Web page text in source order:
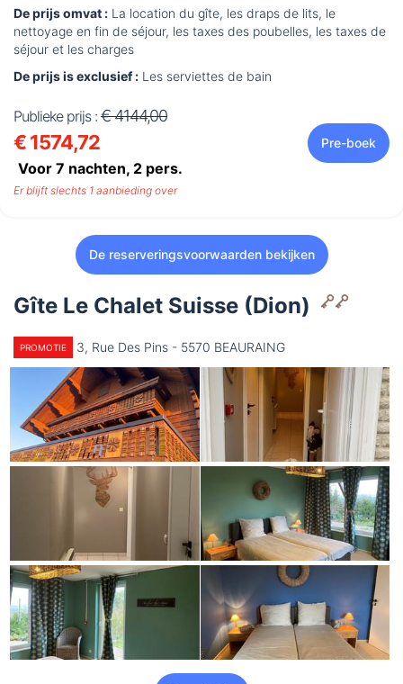
De prijs omvat : La location du gîte, les draps de lits, le
nettoyage en fin de séjour, les taxes des poubelles, les taxes de
séjour et les charges
De prijs is exclusief : Les serviettes de bain
Publieke prijs : € 4144,00
€ 1574,72
Voor 7 nachten, 2 pers.
Pre-boek
Er blijft slechts 1 aanbieding over
De reserveringsvoorwaarden bekijken
Gîte Le Chalet Suisse (Dion)
PROMOTIE 3, Rue Des Pins - 5570 BEAURAING